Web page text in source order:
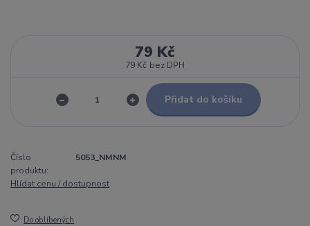
79 Kč
79 Kč bez DPH
Přidat do košíku
Číslo
produktu:
5053_NMNM
Hlídat cenu / dostupnost
Do oblíbených